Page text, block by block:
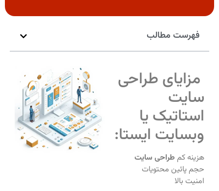
فهرست مطالب
مزایای طراحی
سایت
استاتیک یا
وبسایت ایستا:
هزینه کم طراحی سایت
حجم پائین محتویات
امنیت بالا